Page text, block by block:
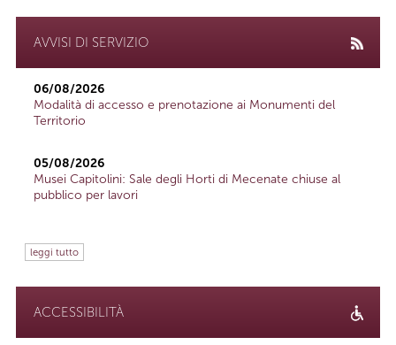
AVVISI DI SERVIZIO
06/08/2026
Modalità di accesso e prenotazione ai Monumenti del
Territorio
05/08/2026
Musei Capitolini: Sale degli Horti di Mecenate chiuse al
pubblico per lavori
leggi tutto
ACCESSIBILITÀ